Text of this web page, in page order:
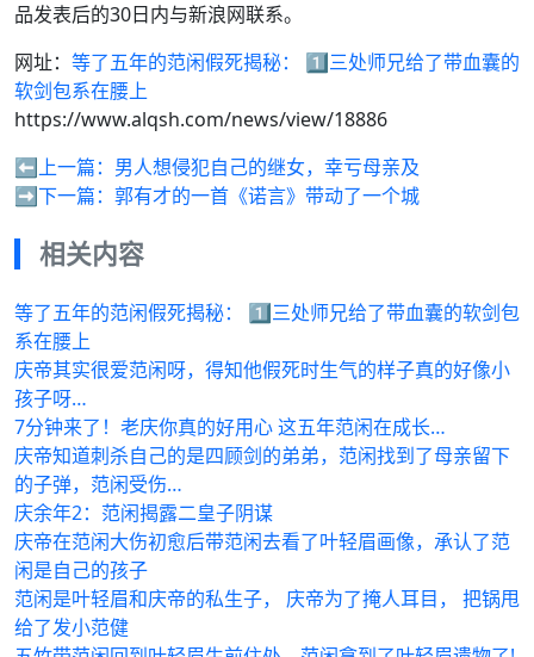
品发表后的30日内与新浪网联系。
网址： 等了五年的范闲假死揭秘： 1️⃣三处师兄给了带血囊的
软剑包系在腰上
https://www.alqsh.com/news/view/18886
⬅️上一篇： 男人想侵犯自己的继女，幸亏母亲及
➡️下一篇： 郭有才的一首《诺言》带动了一个城
相关内容
等了五年的范闲假死揭秘： 1️⃣三处师兄给了带血囊的软剑包
系在腰上
庆帝其实很爱范闲呀，得知他假死时生气的样子真的好像小
孩子呀…
7分钟来了！老庆你真的好用心 这五年范闲在成长…
庆帝知道刺杀自己的是四顾剑的弟弟，范闲找到了母亲留下
的子弹，范闲受伤…
庆余年2：范闲揭露二皇子阴谋
庆帝在范闲大伤初愈后带范闲去看了叶轻眉画像，承认了范
闲是自己的孩子
范闲是叶轻眉和庆帝的私生子， 庆帝为了掩人耳目， 把锅甩
给了发小范健